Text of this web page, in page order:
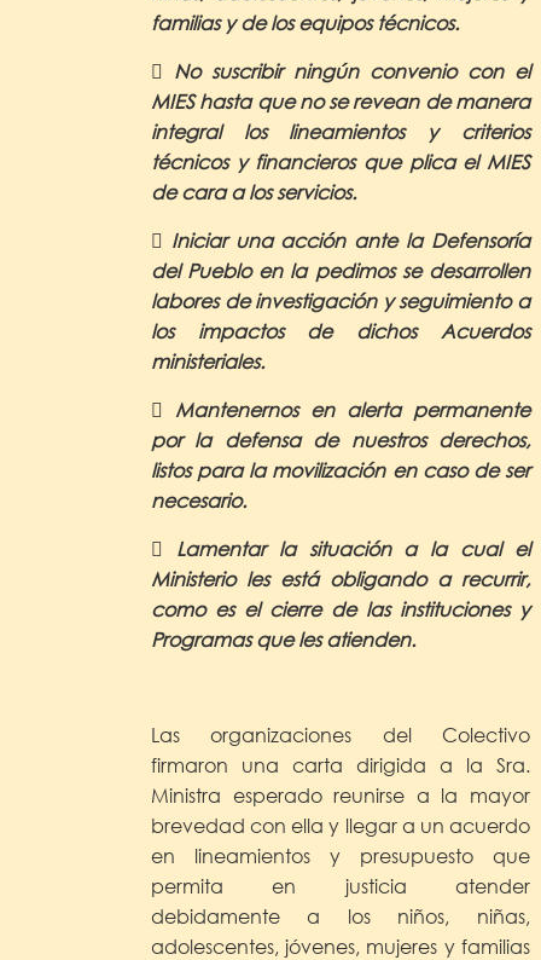
familias y de los equipos técnicos.
 No suscribir ningún convenio con el
MIES hasta que no se revean de manera
integral los lineamientos y criterios
técnicos y financieros que plica el MIES
de cara a los servicios.
 Iniciar una acción ante la Defensoría
del Pueblo en la pedimos se desarrollen
labores de investigación y seguimiento a
los impactos de dichos Acuerdos
ministeriales.
 Mantenernos en alerta permanente
por la defensa de nuestros derechos,
listos para la movilización en caso de ser
necesario.
 Lamentar la situación a la cual el
Ministerio les está obligando a recurrir,
como es el cierre de las instituciones y
Programas que les atienden.
Las organizaciones del Colectivo
firmaron una carta dirigida a la Sra.
Ministra esperado reunirse a la mayor
brevedad con ella y llegar a un acuerdo
en lineamientos y presupuesto que
permita en justicia atender
debidamente a los niños, niñas,
adolescentes, jóvenes, mujeres y familias